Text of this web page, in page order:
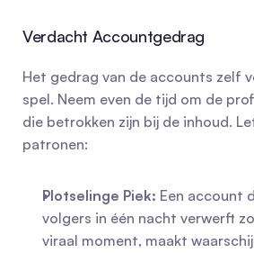
Verdacht Accountgedrag
Het gedrag van de accounts zelf
spel. Neem even de tijd om de
die betrokken zijn bij de inhoud.
patronen:
Plotselinge Piek: Een account
volgers in één nacht verwerft
viraal moment, maakt